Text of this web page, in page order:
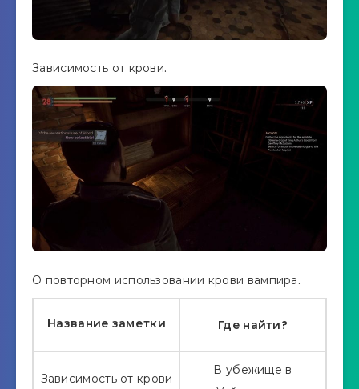
Зависимость от крови.
О повторном использовании крови вампира.
Название заметки Где найти?
Зависимость от крови
В убежище в